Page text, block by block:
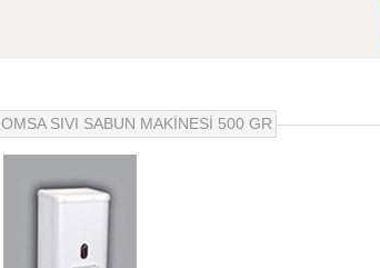
OMSA SIVI SABUN MAKİNESİ 500 GR